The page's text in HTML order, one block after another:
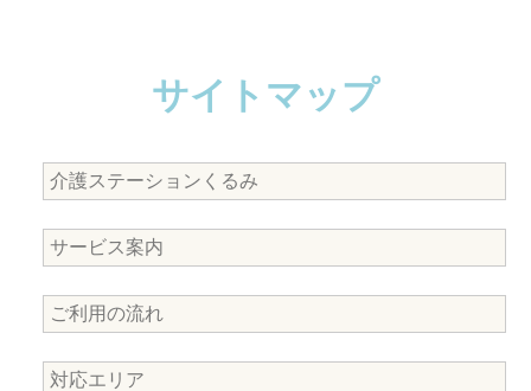
サイトマップ
介護ステーションくるみ
サービス案内
ご利用の流れ
対応エリア